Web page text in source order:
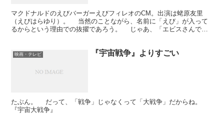
マクドナルドのえびバーガーえびフィレオのCM。出演は蛯原友里
（えびはらゆり）。 当然のことながら、名前に「えび」が入って
るからという理由での抜擢であろう。 じゃあ、「エビスさんでも
映画・テレビ 『宇宙戦争』よりすごい
たぶん。 だって、「戦争」じゃなくって「大戦争」だからね。
『宇宙大戦争』